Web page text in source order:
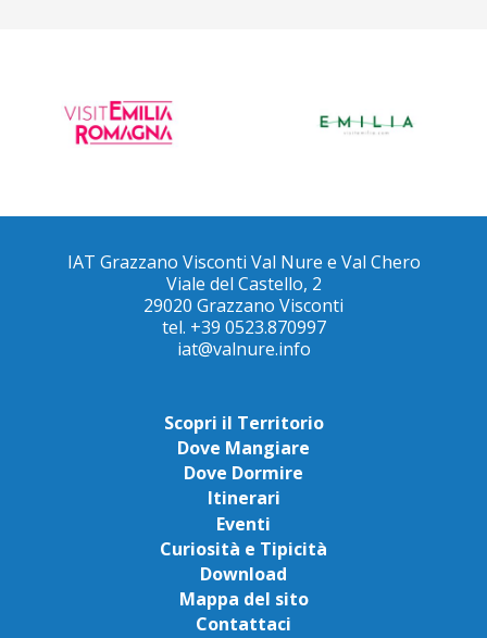
IAT Grazzano Visconti Val Nure e Val Chero
Viale del Castello, 2
29020 Grazzano Visconti
tel. +39 0523.870997
iat@valnure.info
Scopri il Territorio
Dove Mangiare
Dove Dormire
Itinerari
Eventi
Curiosità e Tipicità
Download
Mappa del sito
Contattaci